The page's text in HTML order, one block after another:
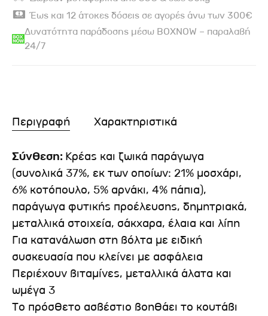
Έως και 12 άτοκες δόσεις σε αγορές άνω των 300€
Δυνατότητα παράδοσης μέσω BOXNOW – παραλαβή
24/7
Περιγραφή Χαρακτηριστικά
Σύνθεση: Kρέας και ζωικά παράγωγα
(συνολικά 37%, εκ των οποίων: 21% μοσχάρι,
6% κοτόπουλο, 5% αρνάκι, 4% πάπια),
παράγωγα φυτικής προέλευσης, δημητριακά,
μεταλλικά στοιχεία, σάκχαρα, έλαια και λίπη
Για κατανάλωση στη βόλτα με ειδική
συσκευασία που κλείνει με ασφάλεια
Περιέχουν βιταμίνες, μεταλλικά άλατα και
ωμέγα 3
Το πρόσθετο ασβέστιο βοηθάει το κουτάβι